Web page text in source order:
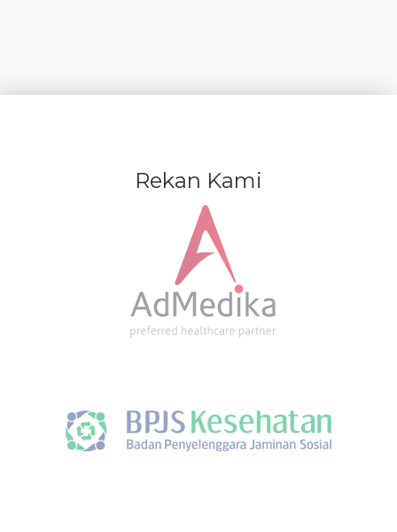
Rekan Kami